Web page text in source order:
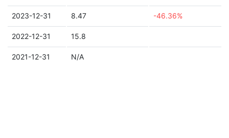
2023-12-31 8.47 -46.36%
2022-12-31 15.8
2021-12-31 N/A